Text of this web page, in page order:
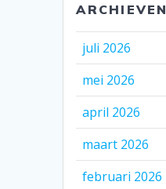
ARCHIEVEN
juli 2026
mei 2026
april 2026
maart 2026
februari 2026